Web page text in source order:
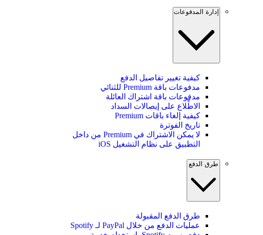
إدارة المدفوعات
كيفية تغيير تفاصيل الدفع
مدفوعات باقة Premium للثنائي
مدفوعات باقة اشتراك العائلة
الاطِّلاع على إيصالات السداد
كيفية إلغاء باقات Premium
تاريخ الفوترة
لا يمكن الاشتراك في Premium من داخل
التطبيق على نظام التشغيل iOS
طرق الدفع
طرق الدفع المقبولة
عمليات الدفع من خلال PayPal لـ Spotify